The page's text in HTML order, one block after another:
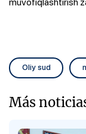
Oliy sud
Más